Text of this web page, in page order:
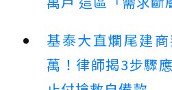
基泰大直爛尾建
萬！律師揭3步驟